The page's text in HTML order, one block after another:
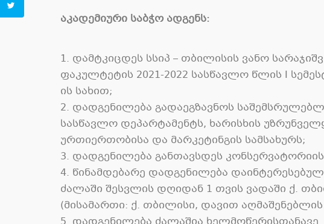
აკადემიური საბჭო ადგენს:
1. დამტკიცდეს სსიპ – თბილისის ვანო
ფაკულტეტის 2021-2022 სასწავლო წლის I
ის სახით;
2. დადგენილება გადაეგზავნოს
სასწავლო დეპარტამენტს, ხარისხის
ურთიერთობისა და მარკეტინგის სამსახურს;
3. დადგენილება განთავსდეს
4. წინამდებარე დადგენილება
ძალაში შესვლის დღიდან 1 თვის ვადაში ქ.
(მისამართი: ქ. თბილისი, დავით